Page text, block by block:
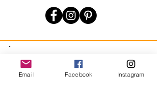
JOIN OUR MAILING LIST
Email Facebook Instagram